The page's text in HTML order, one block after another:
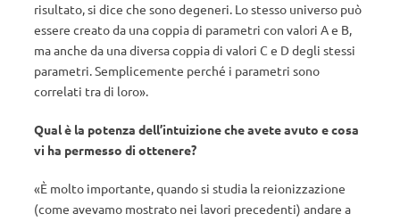
risultato, si dice che sono degeneri. Lo stesso universo può
essere creato da una coppia di parametri con valori A e B,
ma anche da una diversa coppia di valori C e D degli stessi
parametri. Semplicemente perché i parametri sono
correlati tra di loro».
Qual è la potenza dell’intuizione che avete avuto e cosa
vi ha permesso di ottenere?
«È molto importante, quando si studia la reionizzazione
(come avevamo mostrato nei lavori precedenti) andare a